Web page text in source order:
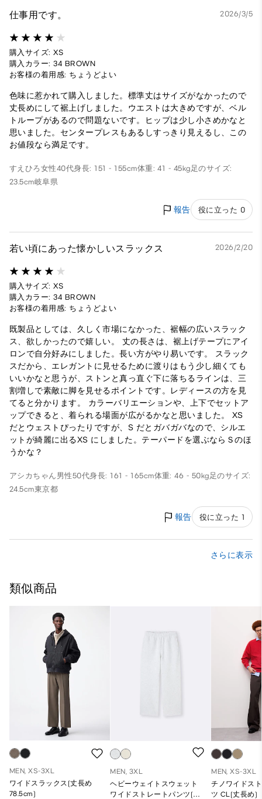
仕事用です。 2026/3/5
購入サイズ: XS
購入カラー: 34 BROWN
お客様の着用感: ちょうどよい
色味に惹かれて購入しました。標準丈はサイズがなかったので
丈長めにして裾上げしました。ウエストは大きめですが、ベル
トループがあるので問題ないです。ヒップは少し小さめかなと
思いました。センタープレスもあるしすっきり見えるし、この
お値段なら満足です。
すえひろ 女性40代身長: 151 - 155cm体重: 41 - 45kg足のサイズ:
23.5cm岐阜県
報告 役に立った 0
若い頃にあった懐かしいスラックス 2026/2/20
購入サイズ: XS
購入カラー: 34 BROWN
お客様の着用感: ちょうどよい
既製品としては、久しく市場になかった、裾幅の広いスラック
ス、欲しかったので嬉しい。 丈の長さは、裾上げテープにアイ
ロンで自分好みにしました。長い方がやり易いです。 スラック
スだから、エレガントに見せるために渡りはもう少し細くても
いいかなと思うが、ストンと真っ直ぐ下に落ちるラインは、三
割増しで素敵に脚を見せるポイントです。レディースの方を見
てると分かります。 カラーバリエーションや、上下でセットア
ップできると、着られる場面が広がるかなと思いました。 XS
だとウェストぴったりですが、S だとガバガバなので、シルエ
ットが綺麗に出るXS にしました。テーパードを選ぶならＳのほ
うかな？
アシカちゃん 男性50代身長: 161 - 165cm体重: 46 - 50kg足のサイズ:
24.5cm東京都
報告 役に立った 1
さらに表示
類似商品
MEN, XS-3XL
ワイドスラックス(丈長め
78.5cm)
MEN, 3XL
ヘビーウェイトスウェット
ワイドストレートパンツ(丈
MEN, XS-3XL
チノワイドス
ツ CL(丈長め)